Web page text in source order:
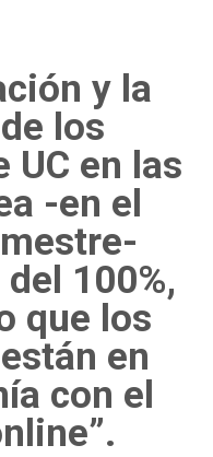
y la
los
UC en las
-en el
100%,
que los
en
con el